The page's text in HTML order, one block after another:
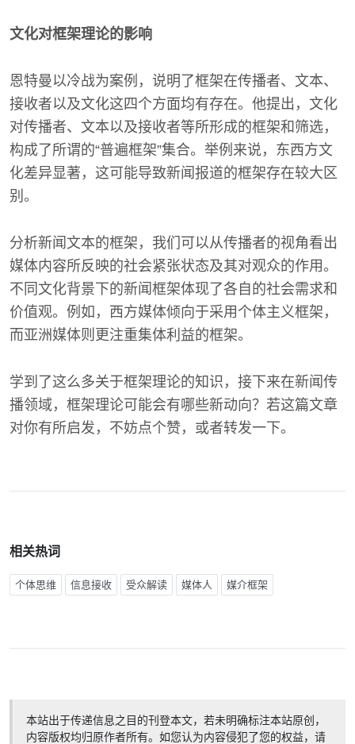
文化对框架理论的影响
恩特曼以冷战为案例，说明了框架在传播者、文本、
接收者以及文化这四个方面均有存在。他提出，文化
对传播者、文本以及接收者等所形成的框架和筛选，
构成了所谓的“普遍框架”集合。举例来说，东西方文
化差异显著，这可能导致新闻报道的框架存在较大区
别。
分析新闻文本的框架，我们可以从传播者的视角看出
媒体内容所反映的社会紧张状态及其对观众的作用。
不同文化背景下的新闻框架体现了各自的社会需求和
价值观。例如，西方媒体倾向于采用个体主义框架，
而亚洲媒体则更注重集体利益的框架。
学到了这么多关于框架理论的知识，接下来在新闻传
播领域，框架理论可能会有哪些新动向？若这篇文章
对你有所启发，不妨点个赞，或者转发一下。
相关热词
个体思维 信息接收 受众解读 媒体人 媒介框架
本站出于传递信息之目的刊登本文，若未明确标注本站原创，
内容版权均归原作者所有。如您认为内容侵犯了您的权益，请